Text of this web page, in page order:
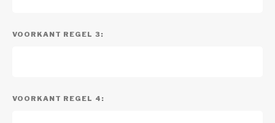
VOORKANT REGEL 3:
VOORKANT REGEL 4: